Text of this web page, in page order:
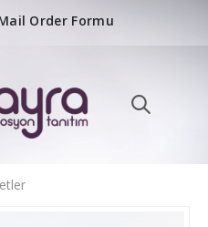
Order Formu